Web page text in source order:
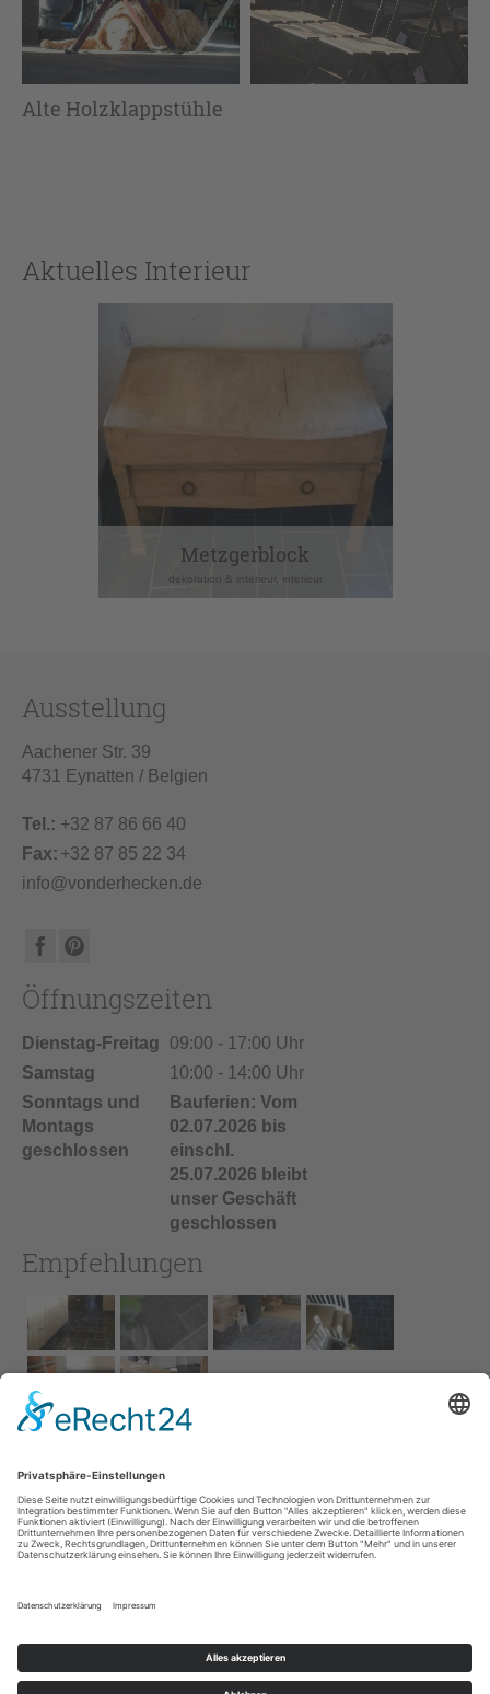
Alte Holzklappstühle
Aktuelles Interieur
Metzgerblock
dekoration & interieur, interieur
Ausstellung
Aachener Str. 39
4731 Eynatten / Belgien
Tel.: +32 87 86 66 40
Fax: +32 87 85 22 34
info@vonderhecken.de
Öffnungszeiten
Dienstag-Freitag
09:00 - 17:00 Uhr
Samstag
10:00 - 14:00 Uhr
Sonntags und
Montags
geschlossen
Bauferien: Vom
02.07.2026 bis
einschl.
25.07.2026 bleibt
unser Geschäft
geschlossen
Empfehlungen
Impressum
AGB
Service